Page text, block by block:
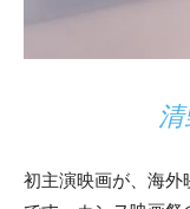
初主演映画が、海外